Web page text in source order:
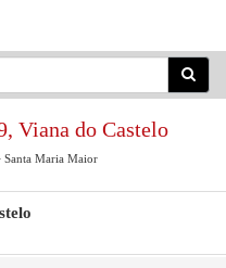
Viana do Castelo
Santa Maria Maior